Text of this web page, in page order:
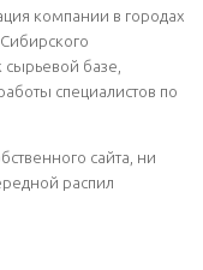
компании в городах
базе,
специалистов по
сайта, ни
распил